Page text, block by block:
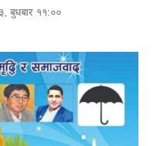
बुधबार ११:००